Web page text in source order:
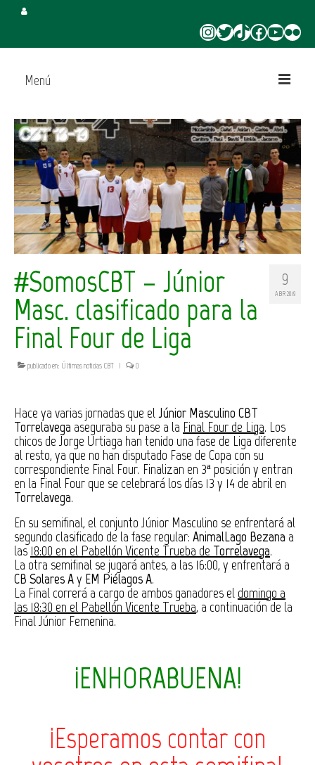
Instagram
Twitter
TikTokFacebook
YouTube
Flickr
Menú
Inicio
Juega en CBT
Campus de Verano
Torneo 3×3 Verano
9
ABR 2019
#SomosCBT – Júnior
Masc. clasificado para la
Final Four de Liga
publicado en: Últimas noticias CBT 0
Hace ya varias jornadas que elJúnior Masculino CBT
Torrelavega aseguraba su pase a la Final Four de Liga. Los
chicos de Jorge Urtiaga han tenido una fase de Liga diferente
al resto, ya que no han disputado Fase de Copa con su
correspondiente Final Four. Finalizan en 3ª posición y entran
en la Final Four que se celebrará los días 13 y 14 de abril en
Torrelavega.
En su semifinal, el conjunto Júnior Masculino se enfrentará al
segundo clasificado de la fase regular: AnimalLago Bezana a
las 18:00 en el Pabellón Vicente Trueba de Torrelavega.
La otra semifinal se jugará antes, a las 16:00, y enfrentará a
CB Solares Ay EM Piélagos A.
La Final correrá a cargo de ambos ganadores el domingo a
las 18:30 en el Pabellón Vicente Trueba, a continuación de la
Final Júnior Femenina.
¡ENHORABUENA!
¡Esperamos contar con